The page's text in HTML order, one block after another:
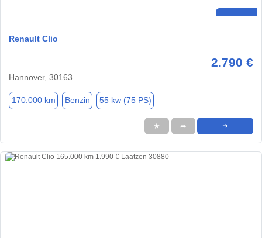
Renault Clio
2.790 €
Hannover, 30163
170.000 km Benzin 55 kw (75 PS)
★ ➦ ➜